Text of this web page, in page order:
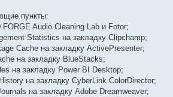
пункты:
Audio Cleaning Lab и Fotor;
Statistics на закладку Clipchamp;
Cache на закладку ActivePresenter;
на закладку BlueStacks;
на закладку Power BI Desktop;
на закладку CyberLink ColorDirector;
на закладку Adobe Dreamweaver;